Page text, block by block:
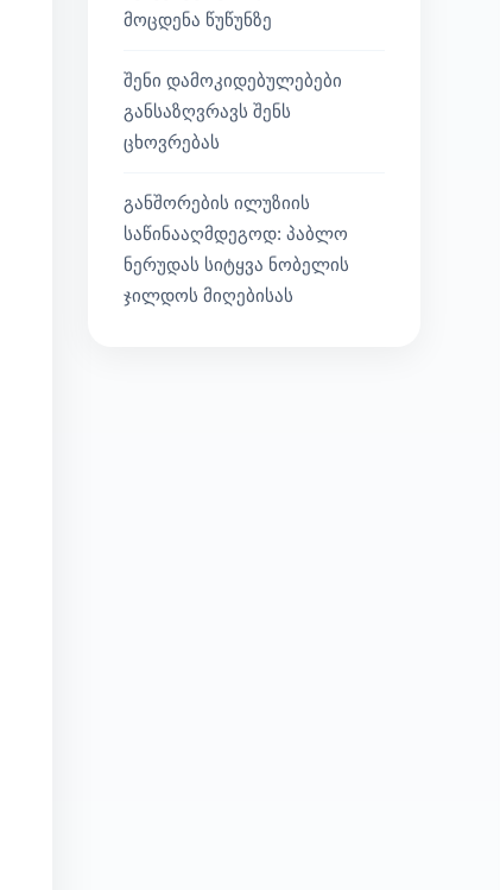
მოცდენა წუწუნზე
შენი დამოკიდებულებები
განსაზღვრავს შენს
ცხოვრებას
განშორების ილუზიის
საწინააღმდეგოდ: პაბლო
ნერუდას სიტყვა ნობელის
ჯილდოს მიღებისას